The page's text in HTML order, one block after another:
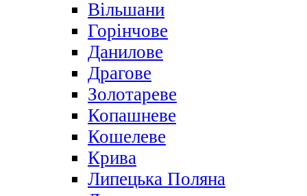
Вільшани
Горінчове
Данилове
Драгове
Золотареве
Копашневе
Кошелеве
Крива
Липецька Поляна